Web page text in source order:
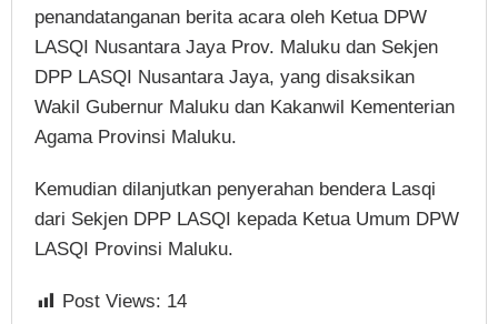
penandatanganan berita acara oleh Ketua DPW
LASQI Nusantara Jaya Prov. Maluku dan Sekjen
DPP LASQI Nusantara Jaya, yang disaksikan
Wakil Gubernur Maluku dan Kakanwil Kementerian
Agama Provinsi Maluku.
Kemudian dilanjutkan penyerahan bendera Lasqi
dari Sekjen DPP LASQI kepada Ketua Umum DPW
LASQI Provinsi Maluku.
Post Views: 14